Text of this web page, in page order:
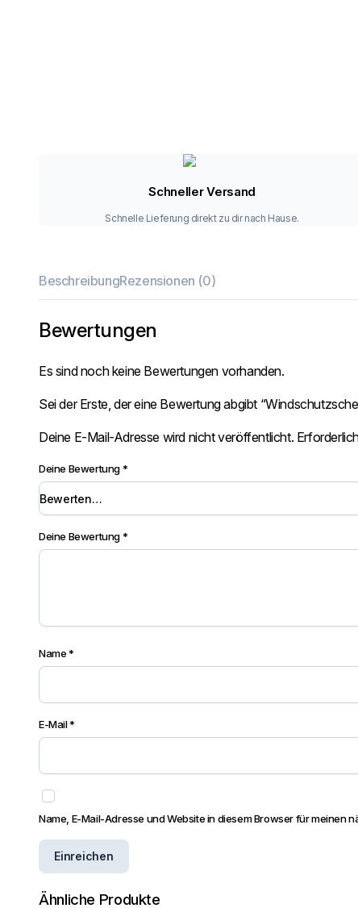
Schneller Versand
Schnelle Lieferung direkt zu dir nach Hause.
BeschreibungRezensionen (0)
Bewertungen
Es sind noch keine Bewertungen vorhanden.
Sei der Erste, der eine Bewertung abgibt
Deine E-Mail-Adresse wird nicht veröffentlicht.
Deine Bewertung*
Deine Bewertung*
Name*
E-Mail*
Name, E-Mail-Adresse und Website in diesem Browser für meinen
Ähnliche Produkte